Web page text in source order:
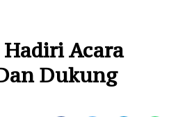
Acara
Dukung